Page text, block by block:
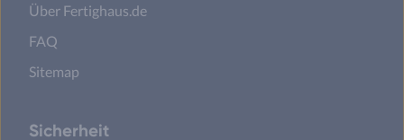
Über Fertighaus.de
FAQ
Sitemap
Sicherheit